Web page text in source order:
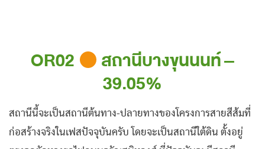
OR02 สถานีบางขุนนนท์ –
39.05%
สถานีนี้จะเป็นสถานีต้นทาง-ปลายทางของโครงการสายสีส้มที่
ก่อสร้างจริงในเฟสปัจจุบันครับ โดยจะเป็นสถานีใต้ดิน ตั้งอยู่